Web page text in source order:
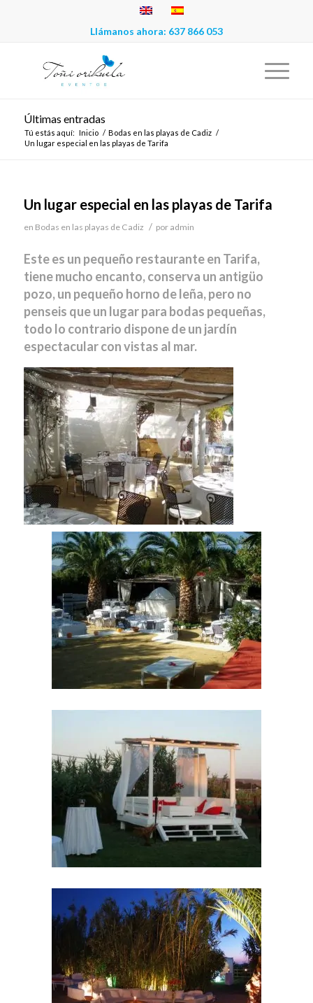
Llámanos ahora: 637 866 053
Últimas entradas
Tú estás aquí: Inicio / Bodas en las playas de Cadiz /
Un lugar especial en las playas de Tarifa
Un lugar especial en las playas de Tarifa
en Bodas en las playas de Cadiz / por admin
Este es un pequeño restaurante en Tarifa,
tiene mucho encanto, conserva un antigüo
pozo, un pequeño horno de leña, pero no
penseis que un lugar para bodas pequeñas,
todo lo contrario dispone de un jardín
espectacular con vistas al mar.